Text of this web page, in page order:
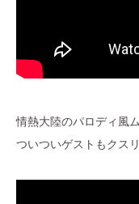
情熱大陸のパロディ風
ついついゲストもクス